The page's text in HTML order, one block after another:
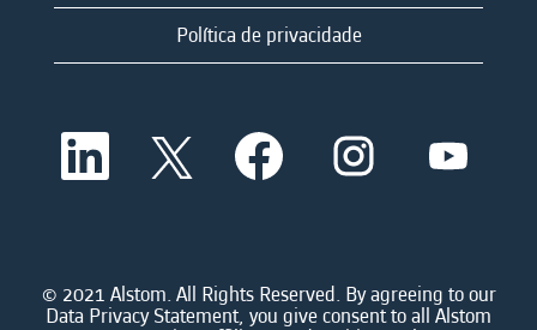
Política de privacidade
A
r
m
a
A
b
r
m
a
A
b
m
a
b
m
a
m
a
© 2021 Alstom. All Rights Reserved. By agreeing to our
Data Privacy Statement, you give consent to all Alstom